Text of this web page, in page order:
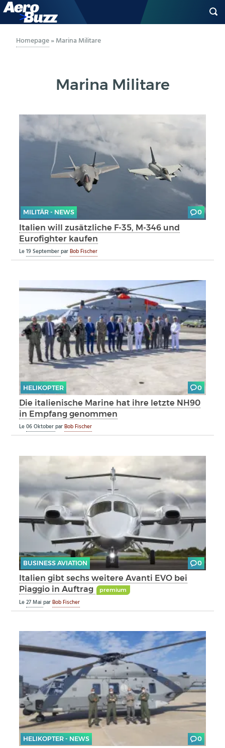
GENERAL AVIATION
LUFTVERKEHR
MILITÄR
INDUSTRIE
HELIKOPTER
AERO-KULTUR
Homepage»Marina Militare
Marina Militare
MILITÄR - NEWS 0
Italien will zusätzliche F-35, M-346 und
Eurofighter kaufen
Le19 SeptemberparBob Fischer
HELIKOPTER 0
Die italienische Marine hat ihre letzte NH90
in Empfang genommen
Le06 OktoberparBob Fischer
BUSINESS AVIATION 0
Italien gibt sechs weitere Avanti EVO bei
Piaggio in Auftrag
premium
Le27 MaiparBob Fischer
HELIKOPTER - NEWS 0